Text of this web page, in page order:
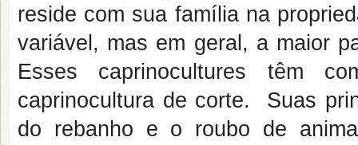
reside com sua família na
variável, mas em geral, a maior
Esses caprinocultures têm
caprinocultura de corte. Suas
do rebanho e o roubo de